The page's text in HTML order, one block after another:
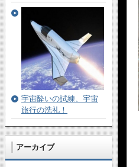
宇宙酔いの試練、宇宙
旅行の洗礼！
アーカイブ